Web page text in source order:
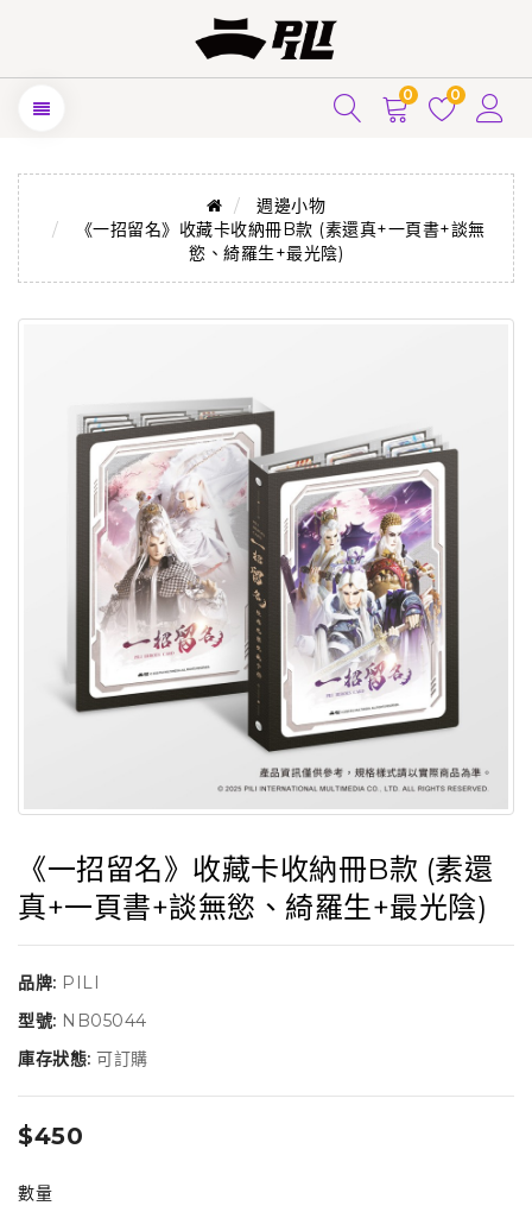
0 0
週邊小物
《一招留名》收藏卡收納冊B款 (素還真+一頁書+談無
慾、綺羅生+最光陰)
《一招留名》收藏卡收納冊B款 (素還
真+一頁書+談無慾、綺羅生+最光陰)
品牌: PILI
型號: NB05044
庫存狀態: 可訂購
$450
數量